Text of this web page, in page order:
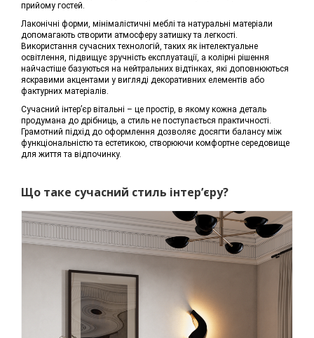
прийому гостей.
Лаконічні форми, мінімалістичні меблі та натуральні матеріали
допомагають створити атмосферу затишку та легкості.
Використання сучасних технологій, таких як інтелектуальне
освітлення, підвищує зручність експлуатації, а колірні рішення
найчастіше базуються на нейтральних відтінках, які доповнюються
яскравими акцентами у вигляді декоративних елементів або
фактурних матеріалів.
Сучасний інтер’єр вітальні – це простір, в якому кожна деталь
продумана до дрібниць, а стиль не поступається практичності.
Грамотний підхід до оформлення дозволяє досягти балансу між
функціональністю та естетикою, створюючи комфортне середовище
для життя та відпочинку.
Що таке сучасний стиль інтер’єру?